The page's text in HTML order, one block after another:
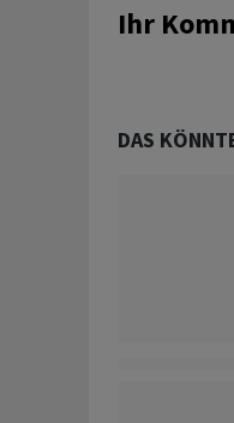
Ihr
DAS